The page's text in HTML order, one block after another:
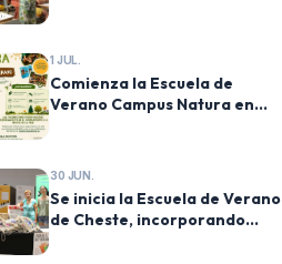
Comunitat Valenciana
1 JUL.
Comienza la Escuela de
Verano Campus Natura en
30 JUN.
Se inicia la Escuela de Verano
de Cheste, incorporando